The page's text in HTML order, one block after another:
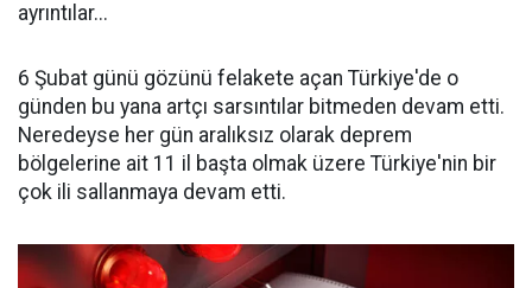
ayrıntılar...
6 Şubat günü gözünü felakete açan Türkiye'de o
günden bu yana artçı sarsıntılar bitmeden devam etti.
Neredeyse her gün aralıksız olarak deprem
bölgelerine ait 11 il başta olmak üzere Türkiye'nin bir
çok ili sallanmaya devam etti.